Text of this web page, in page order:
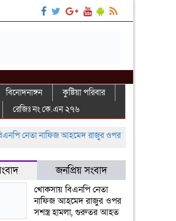
বিনোদনাঙ্গন
কুষ্টিয়া পরিবার
রেজিঃ নং কে.এন ২৭৬
নেতা নাফিজ আহমেদ রাজুর ওপর সশস্ত্র হামলা, গুরুতর
জনপ্রিয় সংবাদ
খোকসায় বিএনপি নেতা
নাফিজ আহমেদ রাজুর ওপর
সশস্ত্র হামলা, গুরুতর আহত